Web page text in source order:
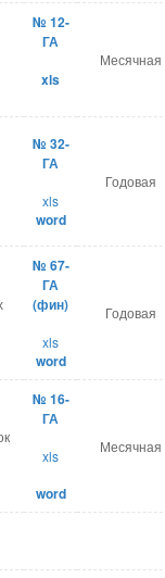
№ 12-
ГА
xls
Месячная
№ 32-
ГА
xls
word
Годовая
№ 67-
ГА
(фин)
xls
word
Годовая
№ 16-
ГА
xls
word
Месячная